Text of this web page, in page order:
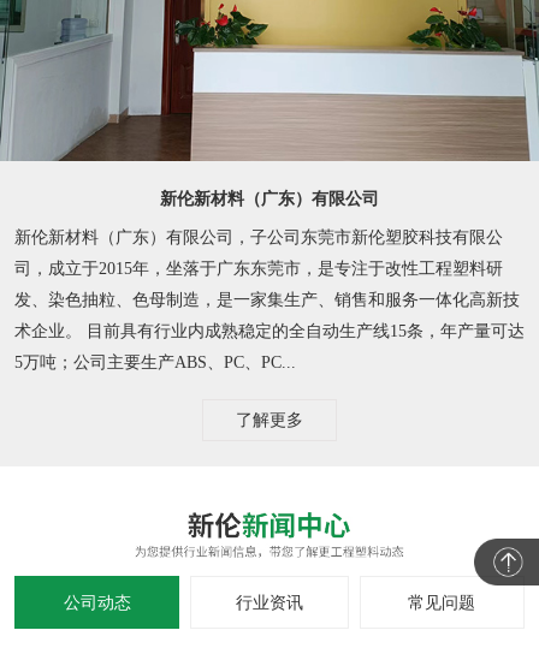
新伦新材料（广东）有限公司
新伦新材料（广东）有限公司，子公司东莞市新伦塑胶科技有限公
司，成立于2015年，坐落于广东东莞市，是专注于改性工程塑料研
发、染色抽粒、色母制造，是一家集生产、销售和服务一体化高新技
术企业。 目前具有行业内成熟稳定的全自动生产线15条，年产量可达
5万吨；公司主要生产ABS、PC、PC...
了解更多
公司动态 行业资讯 常见问题